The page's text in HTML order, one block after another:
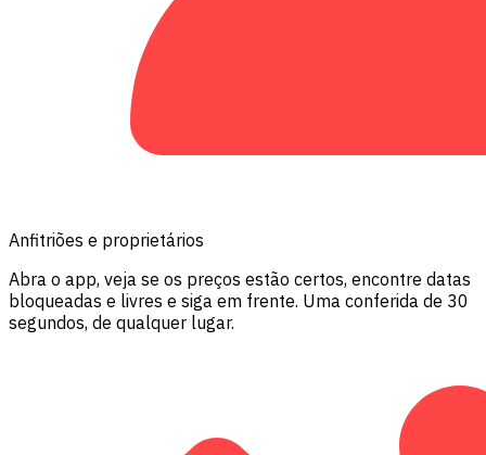
Anfitriões e proprietários
Abra o app, veja se os preços estão certos, encontre datas
bloqueadas e livres e siga em frente. Uma conferida de 30
segundos, de qualquer lugar.